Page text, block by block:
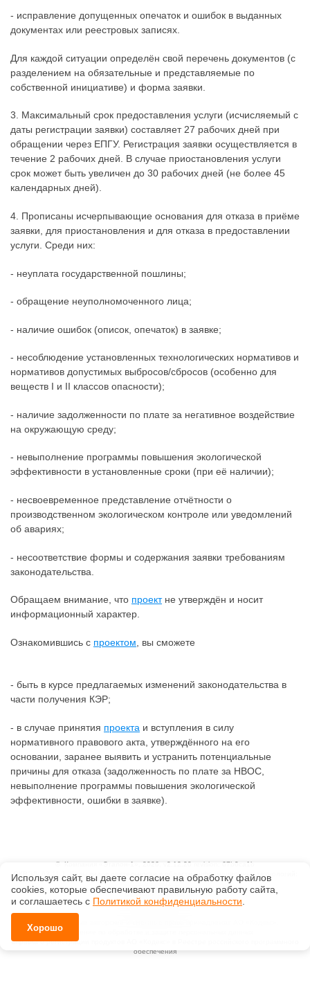
- исправление допущенных опечаток и ошибок в выданных
документах или реестровых записях.
Для каждой ситуации определён свой перечень документов (с
разделением на обязательные и представляемые по
собственной инициативе) и форма заявки.
3. Максимальный срок предоставления услуги (исчисляемый с
даты регистрации заявки) составляет 27 рабочих дней при
обращении через ЕПГУ. Регистрация заявки осуществляется в
течение 2 рабочих дней. В случае приостановления услуги
срок может быть увеличен до 30 рабочих дней (не более 45
календарных дней).
4. Прописаны исчерпывающие основания для отказа в приёме
заявки, для приостановления и для отказа в предоставлении
услуги. Среди них:
- неуплата государственной пошлины;
- обращение неуполномоченного лица;
- наличие ошибок (описок, опечаток) в заявке;
- несоблюдение установленных технологических нормативов и
нормативов допустимых выбросов/сбросов (особенно для
веществ I и II классов опасности);
- наличие задолженности по плате за негативное воздействие
на окружающую среду;
- невыполнение программы повышения экологической
эффективности в установленные сроки (при её наличии);
- несвоевременное представление отчётности о
производственном экологическом контроле или уведомлений
об авариях;
- несоответствие формы и содержания заявки требованиям
законодательства.
Обращаем внимание, что проектне утверждён и носит
информационный характер.
Ознакомившись с проектом , вы сможете
- быть в курсе предлагаемых изменений законодательства в
части получения КЭР;
- в случае принятия проекта и вступления в силу
нормативного правового акта, утверждённого на его
основании, заранее выявить и устранить потенциальные
причины для отказа (задолженность по плате за НВОС,
невыполнение программы повышения экологической
эффективности, ошибки в заявке).
© Компания «Эталон-1»
, 2026, v2.12.20 revision: 67b0ca1b
ОКВЭД: 63.11.1, Коды видов деятельности в области информационных технологий:
1.01, 3.01
Ценовая политика
Технологии
Положение по обработке и защите персональных данных
Справка о регистрации продуктов АО «Кодекс» в Реестре российского программного
обеспечения
Используя сайт, вы даете согласие на обработку файлов
сооkiеs, которые обеспечивают правильную работу сайта,
и соглашаетесь с Политикой конфиденциальности
Хорошо